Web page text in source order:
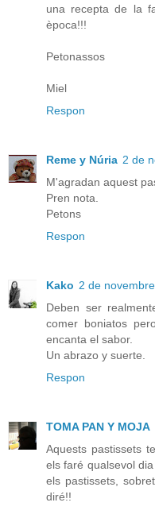
una recepta de la
època!!!
Petonassos
Miel
Respon
Reme y Núria 2 de
M'agradan aquest
Pren nota.
Petons
Respon
Kako 2 de
Deben ser
comer boniatos
encanta el sabor.
Un abrazo y suerte.
Respon
TOMA PAN Y MOJA
Aquests pastissets
els faré qualsevol
els pastissets,
diré!!